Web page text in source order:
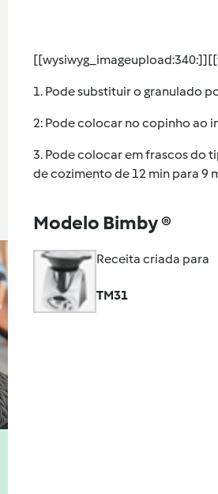
1. Pode substituir o granulado
2: Pode colocar no copinho ao
3. Pode colocar em frascos do
de cozimento de 12 min para 9
Modelo Bimby ®
Receita criada para
TM31